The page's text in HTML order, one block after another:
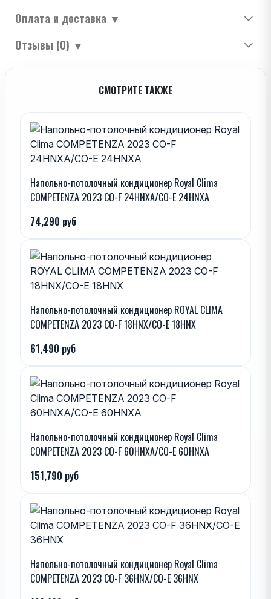
Оплата и доставка ▼
Отзывы (0) ▼
СМОТРИТЕ ТАКЖЕ
Напольно-потолочный кондиционер Royal Clima
COMPETENZA 2023 CO-F 24HNXA/CO-E 24HNXA
74,290 руб
Напольно-потолочный кондиционер ROYAL CLIMA
COMPETENZA 2023 CO-F 18HNX/CO-E 18HNX
61,490 руб
Напольно-потолочный кондиционер Royal Clima
COMPETENZA 2023 CO-F 60HNXA/CO-E 60HNXA
151,790 руб
Напольно-потолочный кондиционер Royal Clima
COMPETENZA 2023 CO-F 36HNX/CO-E 36HNX